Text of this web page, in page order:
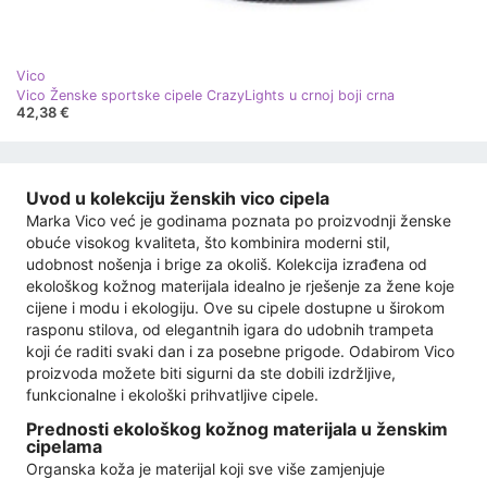
Vico
Vico Ženske sportske cipele CrazyLights u crnoj boji crna
42,38 €
Uvod u kolekciju ženskih vico cipela
Marka Vico već je godinama poznata po proizvodnji ženske
obuće visokog kvaliteta, što kombinira moderni stil,
udobnost nošenja i brige za okoliš. Kolekcija izrađena od
ekološkog kožnog materijala idealno je rješenje za žene koje
cijene i modu i ekologiju. Ove su cipele dostupne u širokom
rasponu stilova, od elegantnih igara do udobnih trampeta
koji će raditi svaki dan i za posebne prigode. Odabirom Vico
proizvoda možete biti sigurni da ste dobili izdržljive,
funkcionalne i ekološki prihvatljive cipele.
Prednosti ekološkog kožnog materijala u ženskim
cipelama
Organska koža je materijal koji sve više zamjenjuje